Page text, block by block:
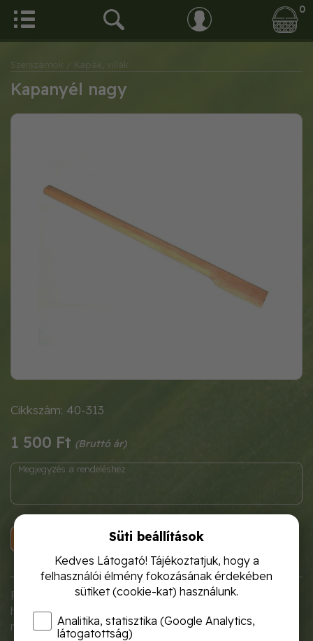
0
Szerszámok / Kapák, villák
Kapanyél nagy
Cikkszám: 40-313
1 500 Ft
KOSÁRBA
Fa kapanyél, amely megfelelő
hosszúságával ideális kiegészítő a kerti
munkálatokhoz.
Süti beállítások
Kedves Látogató! Tájékoztatjuk, hogy a
felhasználói élmény fokozásának érdekében
sütiket (cookie-kat) használunk.
Analitika, statisztika (Google Analytics,
látogatottság)